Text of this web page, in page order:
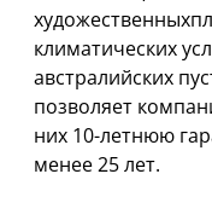
климатических
австралийских
позволяет
них 10-летнюю
менее 25 лет.